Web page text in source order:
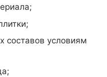
составов условиям